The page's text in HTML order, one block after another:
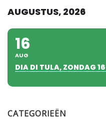
AUGUSTUS, 2026
16
AUG
DIA DI TULA, ZONDAG
CATEGORIEËN